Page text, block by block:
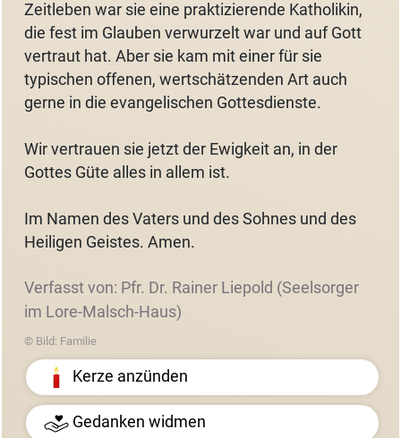
Zeitleben war sie eine praktizierende Katholikin,
die fest im Glauben verwurzelt war und auf Gott
vertraut hat. Aber sie kam mit einer für sie
typischen offenen, wertschätzenden Art auch
gerne in die evangelischen Gottesdienste.
Wir vertrauen sie jetzt der Ewigkeit an, in der
Gottes Güte alles in allem ist.
Im Namen des Vaters und des Sohnes und des
Heiligen Geistes. Amen.
Verfasst von: Pfr. Dr. Rainer Liepold (Seelsorger
im Lore-Malsch-Haus)
© Bild: Familie
Kerze anzünden
Gedanken widmen